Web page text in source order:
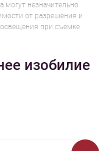
могут незначительно
от разрешения и
при съемке
изобилие